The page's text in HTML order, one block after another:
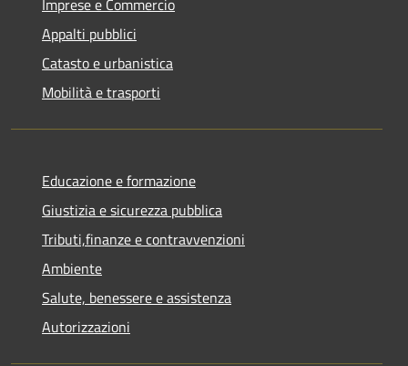
Imprese e Commercio
Appalti pubblici
Catasto e urbanistica
Mobilità e trasporti
Educazione e formazione
Giustizia e sicurezza pubblica
Tributi,finanze e contravvenzioni
Ambiente
Salute, benessere e assistenza
Autorizzazioni